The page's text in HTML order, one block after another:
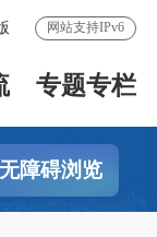
网站支持IPv6
专题专栏
无障碍浏览